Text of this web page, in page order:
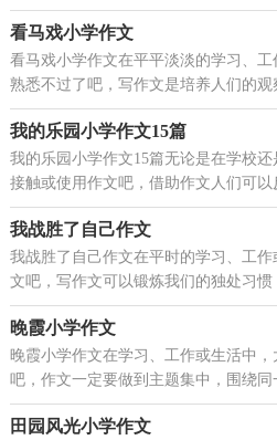
有许多，你确定会写吗？下面是小编
看马戏小学作文
看马戏小学作文在平平淡淡的学习、
熟悉不过了吧，写作文是培养人们的
力和记忆力的重要手段。作文的.注意
我的乐园小学作文15篇
我的乐园小学作文15篇无论是在学校
接触或使用作文吧，借助作文人们可
情、传递知识信息。相信许多人会觉
我战胜了自己作文
我战胜了自己作文在平时的学习、工
文吧，写作文可以锻炼我们的独处习
己未来的方向。那么你有了解过作文
晚霞小学作文
晚霞小学作文在学习、工作或生活中
吧，作文一定要做到主题集中，围绕
西扯，主题涣散甚至无主题。那要怎
田园风光小学作文